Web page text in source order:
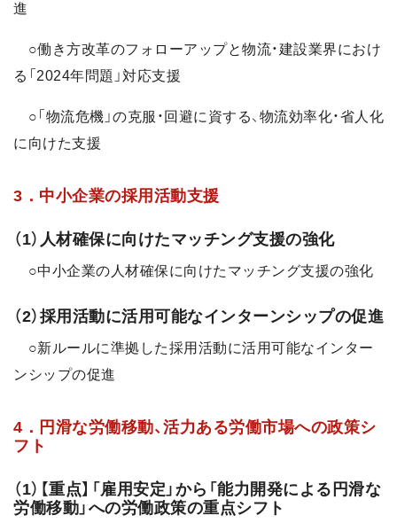
進
○働き方改革のフォローアップと物流・建設業界におけ
る「2024年問題」対応支援
○「物流危機」の克服・回避に資する、物流効率化・省人化
に向けた支援
3．中小企業の採用活動支援
（1）人材確保に向けたマッチング支援の強化
○中小企業の人材確保に向けたマッチング支援の強化
（2）採用活動に活用可能なインターンシップの促進
○新ルールに準拠した採用活動に活用可能なインター
ンシップの促進
4．円滑な労働移動、活力ある労働市場への政策シ
フト
（1）【重点】「雇用安定」から「能力開発による円滑な
労働移動」への労働政策の重点シフト